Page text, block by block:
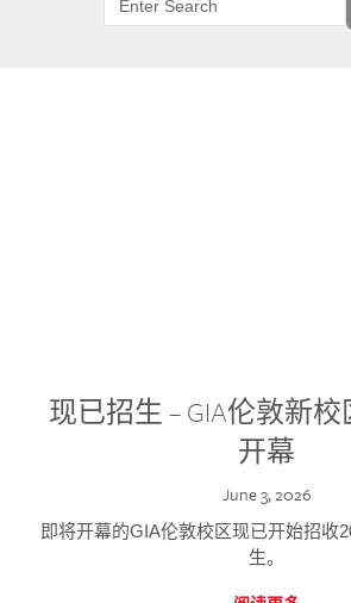
现已招生 – GIA伦敦新
开幕
June 3, 2026
即将开幕的GIA伦敦校区现已开始招收
生。